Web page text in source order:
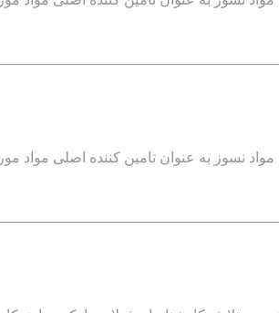
نسوز به عنوان تامین کننده اصلی مواد